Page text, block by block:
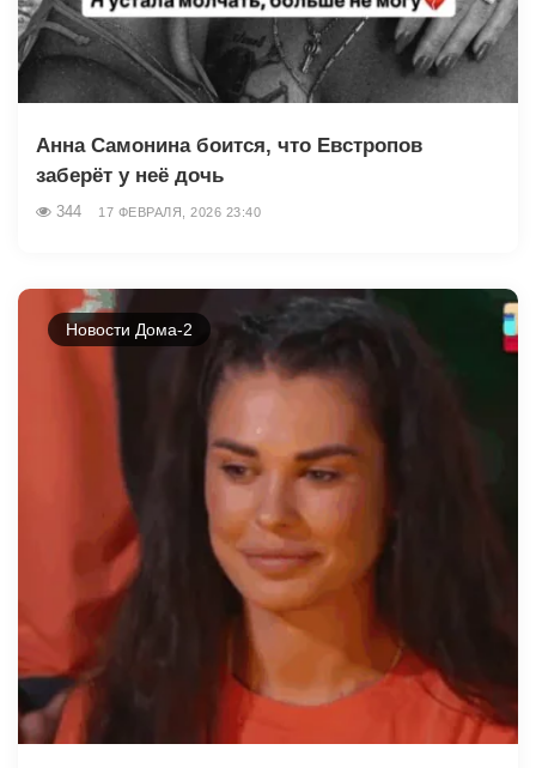
Анна Самонина боится, что Евстропов
заберёт у неё дочь
344 17 ФЕВРАЛЯ, 2026 23:40
Новости Дома-2